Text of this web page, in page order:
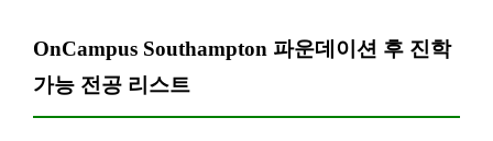
OnCampus Southampton 파운데이션 후 진학
가능 전공 리스트